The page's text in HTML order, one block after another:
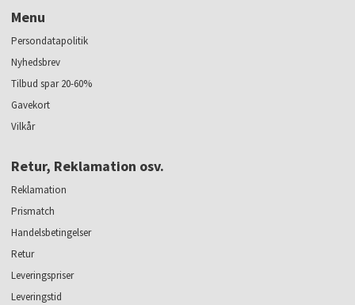
Menu
Persondatapolitik
Nyhedsbrev
Tilbud spar 20-60%
Gavekort
Vilkår
Retur, Reklamation osv.
Reklamation
Prismatch
Handelsbetingelser
Retur
Leveringspriser
Leveringstid